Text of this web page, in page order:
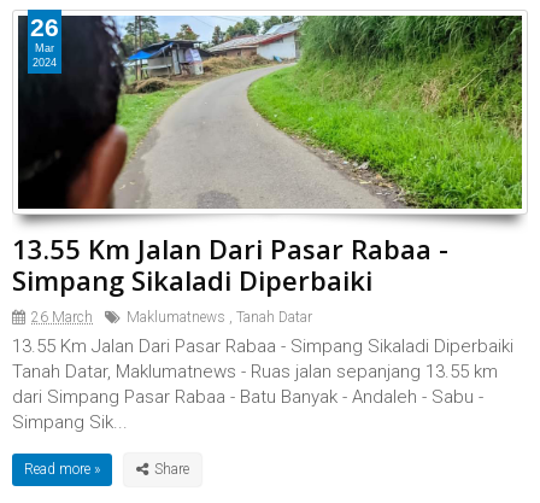
13.55 Km Jalan Dari Pasar Rabaa -
Simpang Sikaladi Diperbaiki
26 March Maklumatnews , Tanah Datar
13.55 Km Jalan Dari Pasar Rabaa - Simpang Sikaladi Diperbaiki
Tanah Datar, Maklumatnews - Ruas jalan sepanjang 13.55 km
dari Simpang Pasar Rabaa - Batu Banyak - Andaleh - Sabu -
Simpang Sik...
Read more »
26
Mar
2024